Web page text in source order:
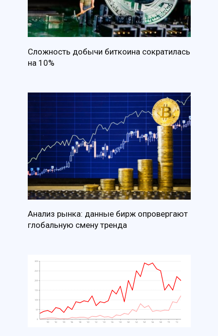
Сложность добычи биткоина сократилась
на 10%
Анализ рынка: данные бирж опровергают
глобальную смену тренда